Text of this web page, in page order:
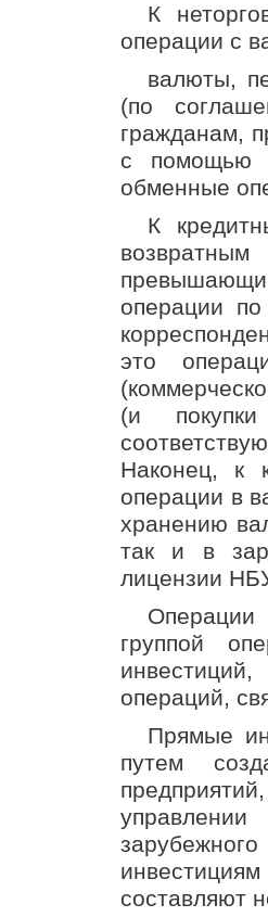
К
операции с
валюты,
(по
гражданам,
с помощью
обменные
К
операции
это
(и
Наконец, к
операции в
хранению
так и в
лицензии
Операции
группой
операций,
Прямые
путем
составляют